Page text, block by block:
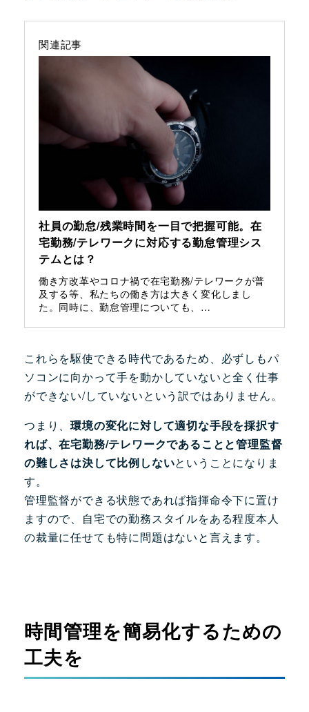
関連記事
社員の勤怠/残業時間を一目で把握可能。在
宅勤務/テレワークに対応する勤怠管理シス
テムとは？
働き方改革やコロナ禍で在宅勤務/テレワークが普
及する等、私たちの働き方は大きく変化しまし
た。同時に、勤怠管理についても、…
これらを駆使できる時代であるため、必ずしもパ
ソコンに向かって手を動かしていないと全く仕事
ができない/していないという訳ではありません。
つまり、環境の変化に対して適切な手段を採択す
れば、在宅勤務/テレワークであることと管理監督
の難しさは決して比例しないということになりま
す。
管理監督ができる状態であれば指揮命令下に置け
ますので、自宅での勤務スタイルをある程度本人
の裁量に任せても特に問題はないと言えます。
時間管理を簡易化するための
工夫を